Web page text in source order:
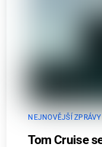
NEJNOVĚJŠÍ ZPRÁVY
Tom Cruise